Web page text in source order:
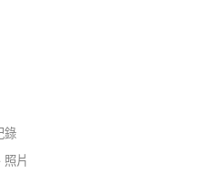
錄
片